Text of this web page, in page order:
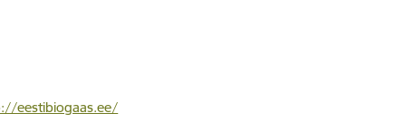
eestibiogaas.ee/